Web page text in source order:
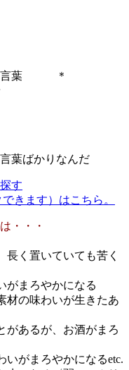
る言葉 ＊
葉ばかりなんだ
す
きます）はこちら。
・・・
く置いていても苦く
がまろやかになる
材の味わいが生きたあ
があるが、お酒がまろ
いがまろやかになるetc.